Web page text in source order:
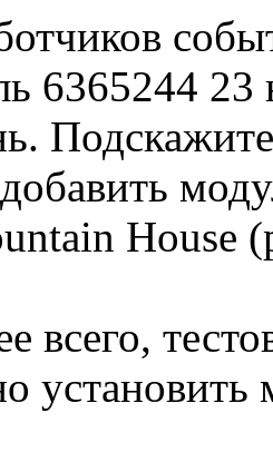
6365244 23
House
всего,
установить